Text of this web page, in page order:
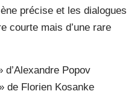
précise et les dialogues
courte mais d’une rare
Popov
de Florien Kosanke